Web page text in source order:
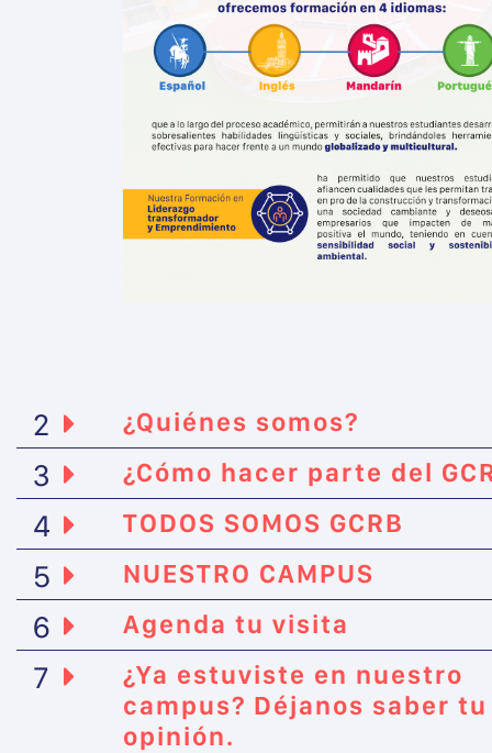
2 ¿Quiénes somos?
3 ¿Cómo hacer parte del
4 TODOS SOMOS GCRB
5 NUESTRO CAMPUS
6 Agenda tu visita
7
¿Ya estuviste en nuestro
campus? Déjanos saber tu
opinión.